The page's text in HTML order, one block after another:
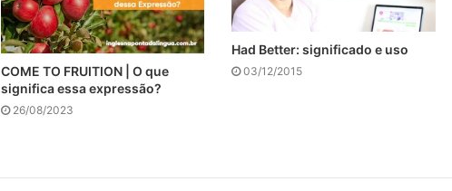
COME TO FRUITION | O que
significa essa expressão?
26/08/2023
Had Better: significado e uso
03/12/2015